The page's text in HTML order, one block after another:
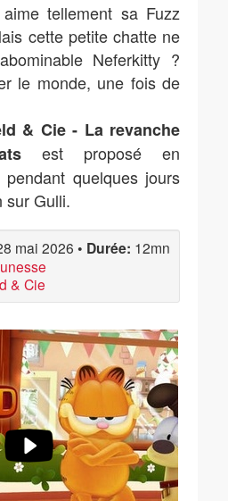
tellement sa Fuzz
cette petite chatte ne
Neferkitty ?
le monde, une fois de
& Cie - La revanche
est proposé en
quelques jours
sur Gulli.
mai 2026 • Durée: 12mn
& Cie